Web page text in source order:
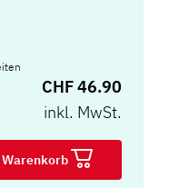
CHF 46.90
inkl. MwSt.